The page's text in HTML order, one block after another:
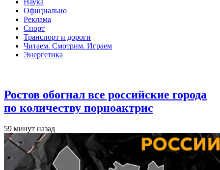
Наука
Официально
Реклама
Спорт
Транспорт и дороги
Читаем. Смотрим. Играем
Энергетика
Ростов обогнал все российские города
по количеству порноактрис
59 минут назад